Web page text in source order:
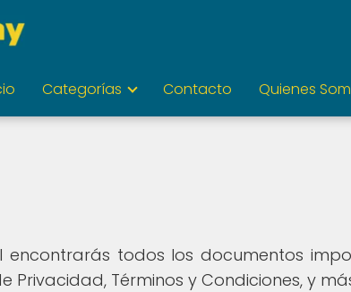
Categorías Contacto Quienes
encontrarás todos los documentos
Privacidad, Términos y Condiciones, y